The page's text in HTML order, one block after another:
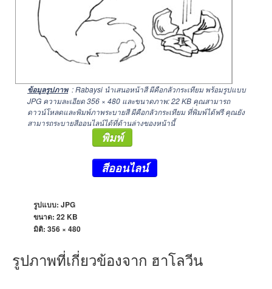
ข้อมูลรูปภาพ : Rabaysi นำเสนอหน้าสี ผีคือกลัวกระเทียม พร้อมรูปแบบ
JPG ความละเอียด356 × 480 และขนาดภาพ: 22 KB คุณสามารถ
ดาวน์โหลดและพิมพ์ภาพระบายสี ผีคือกลัวกระเทียม ที่พิมพ์ได้ฟรี คุณยัง
สามารถระบายสีออนไลน์ได้ที่ด้านล่างของหน้านี้
พิมพ์
สีออนไลน์
รูปแบบ: JPG
ขนาด: 22 KB
มิติ: 356 × 480
รูปภาพที่เกี่ยวข้องจาก ฮาโลวีน